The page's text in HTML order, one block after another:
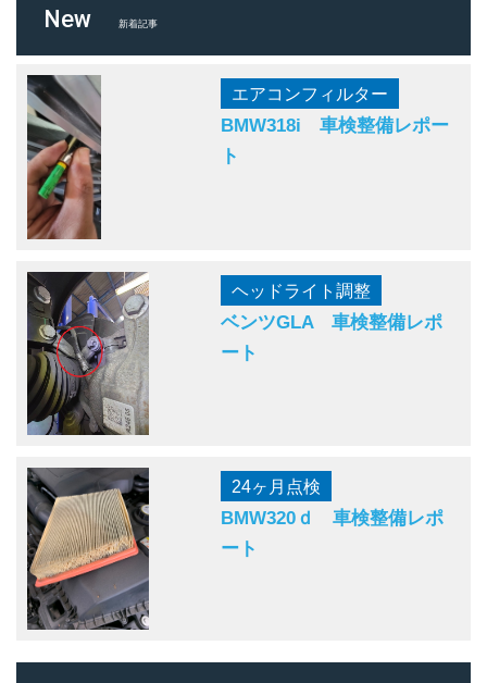
New 新着記事
エアコンフィルター
BMW318i 車検整備レポー
ト
ヘッドライト調整
ベンツGLA 車検整備レポ
ート
24ヶ月点検
BMW320ｄ 車検整備レポ
ート